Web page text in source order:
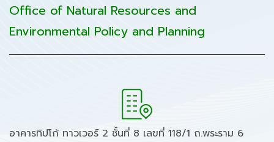
Office of Natural Resources and
Environmental Policy and Planning
อาคารทิปโก้ ทาวเวอร์ 2 ชั้นที่ 8 เลขที่ 118/1 ถ.พระราม 6